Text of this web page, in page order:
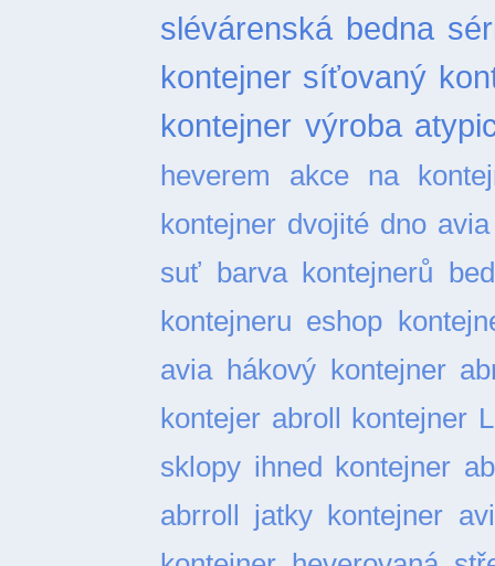
slévárenská bedna
kontejner síťovaný
kontejner výroba
heverem
akce na
kontejner dvojité dno
suť barva kontejnerů
kontejneru eshop
avia hákový kontejner
kontejer abroll kontejner
sklopy ihned kontejner
abrroll jatky kontejner